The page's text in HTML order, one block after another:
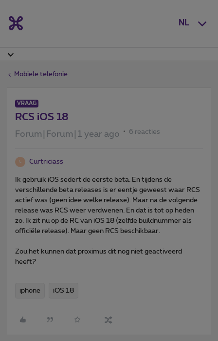
NL
Mobiele telefonie
VRAAG
RCS iOS 18
Forum|Forum|1 year ago 6 reacties
C Curtriciass
Ik gebruik iOS sedert de eerste beta. En tijdens de
verschillende beta releases is er eentje geweest waar RCS
actief was (geen idee welke release). Maar na de volgende
release was RCS weer verdwenen. En dat is tot op heden
zo. Ik zit nu op de RC van iOS 18 (zelfde buildnummer als
officiële release). Maar geen RCS beschikbaar.
Zou het kunnen dat proximus dit nog niet geactiveerd
heeft?
iphone iOS 18